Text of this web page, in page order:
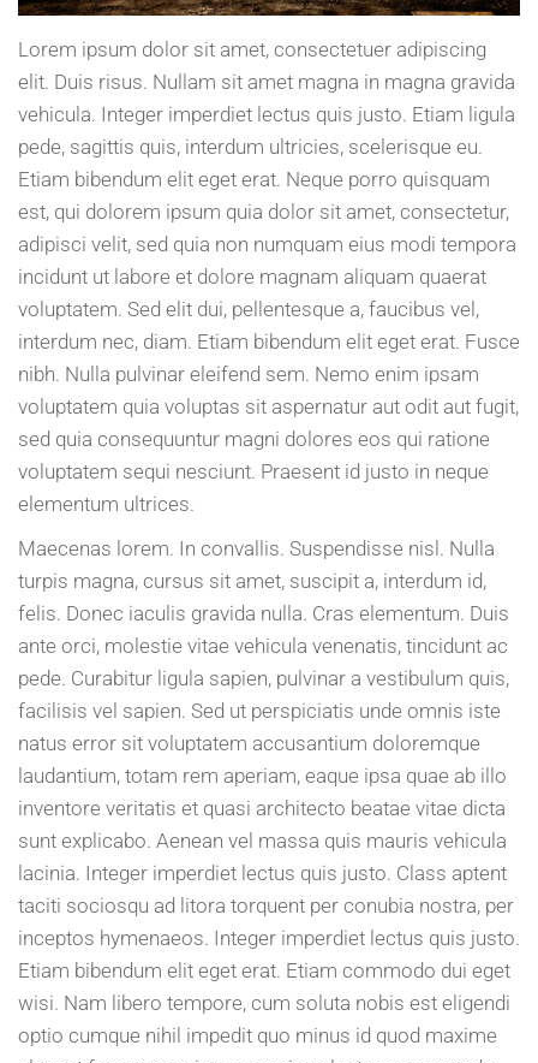
Lorem ipsum dolor sit amet, consectetuer adipiscing
elit. Duis risus. Nullam sit amet magna in magna gravida
vehicula. Integer imperdiet lectus quis justo. Etiam ligula
pede, sagittis quis, interdum ultricies, scelerisque eu.
Etiam bibendum elit eget erat. Neque porro quisquam
est, qui dolorem ipsum quia dolor sit amet, consectetur,
adipisci velit, sed quia non numquam eius modi tempora
incidunt ut labore et dolore magnam aliquam quaerat
voluptatem. Sed elit dui, pellentesque a, faucibus vel,
interdum nec, diam. Etiam bibendum elit eget erat. Fusce
nibh. Nulla pulvinar eleifend sem. Nemo enim ipsam
voluptatem quia voluptas sit aspernatur aut odit aut fugit,
sed quia consequuntur magni dolores eos qui ratione
voluptatem sequi nesciunt. Praesent id justo in neque
elementum ultrices.
Maecenas lorem. In convallis. Suspendisse nisl. Nulla
turpis magna, cursus sit amet, suscipit a, interdum id,
felis. Donec iaculis gravida nulla. Cras elementum. Duis
ante orci, molestie vitae vehicula venenatis, tincidunt ac
pede. Curabitur ligula sapien, pulvinar a vestibulum quis,
facilisis vel sapien. Sed ut perspiciatis unde omnis iste
natus error sit voluptatem accusantium doloremque
laudantium, totam rem aperiam, eaque ipsa quae ab illo
inventore veritatis et quasi architecto beatae vitae dicta
sunt explicabo. Aenean vel massa quis mauris vehicula
lacinia. Integer imperdiet lectus quis justo. Class aptent
taciti sociosqu ad litora torquent per conubia nostra, per
inceptos hymenaeos. Integer imperdiet lectus quis justo.
Etiam bibendum elit eget erat. Etiam commodo dui eget
wisi. Nam libero tempore, cum soluta nobis est eligendi
optio cumque nihil impedit quo minus id quod maxime